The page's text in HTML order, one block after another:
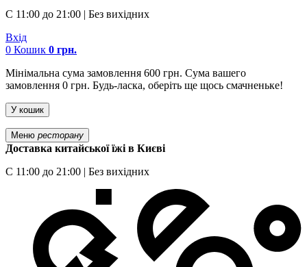
С 11:00 до 21:00 | Без вихідних
Вхід
0 Кошик 0 грн.
Мінімальна сума замовлення 600 грн. Сума вашего
замовлення 0 грн. Будь-ласка, оберіть ще щось смачненьке!
У кошик
Меню ресторану
Доставка китайської їжі в Києві
С 11:00 до 21:00 | Без вихідних